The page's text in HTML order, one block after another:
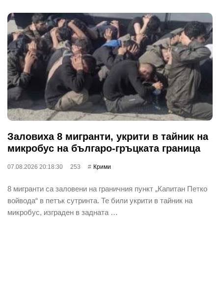
Заловиха 8 мигранти, укрити в тайник на
микробус на българо-гръцката граница
07.08.2026 20:18:30 253 Крими
8 мигранти са заловени на граничния пункт „Капитан Петко
войвода“ в петък сутринта. Те били укрити в тайник на
микробус, изграден в задната …